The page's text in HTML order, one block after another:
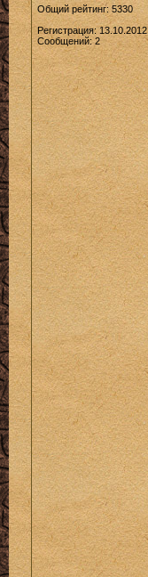
Общий рейтинг: 5330
Регистрация: 13.10.2012
Сообщений: 2